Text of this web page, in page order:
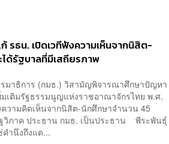
ธน. เปิดเวทีฟังความเห็นจากนิสิต-
ด้รัฐบาลที่มีเสถียรภาพ
มาธิการ (กมธ.) วิสามัญพิจารณาศึกษาปัญหา
เติมรัฐธรรมนูญแห่งราชอาณาจักรไทย พ.ศ.
วามคิดเห็นจากนิสิต-นักศึกษาจำนวน 45
วิภาค ประธาน กมธ. เป็นประธาน พีระพันธุ์
คำนึงถึงแต...